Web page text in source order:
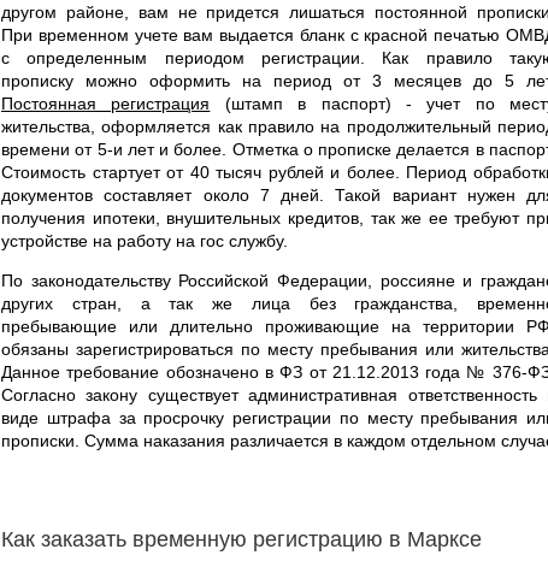
другом районе, вам не придется лишаться постоянной прописки.
При временном учете вам выдается бланк с красной печатью
с определенным периодом регистрации. Как правило
прописку можно оформить на период от 3 месяцев до 5
Постоянная регистрация (штамп в паспорт) - учет по
жительства, оформляется как правило на продолжительный
времени от 5-и лет и более. Отметка о прописке делается в
Стоимость стартует от 40 тысяч рублей и более. Период
документов составляет около 7 дней. Такой вариант нужен
получения ипотеки, внушительных кредитов, так же ее требуют
устройстве на работу на гос службу.
По законодательству Российской Федерации, россияне и
других стран, а так же лица без гражданства,
пребывающие или длительно проживающие на территории РФ,
обязаны зарегистрироваться по месту пребывания или жительства.
Данное требование обозначено в ФЗ от 21.12.2013 года № 376-
Согласно закону существует административная ответственность
виде штрафа за просрочку регистрации по месту пребывания
прописки. Сумма наказания различается в каждом отдельном
Как заказать временную регистрацию в Марксе